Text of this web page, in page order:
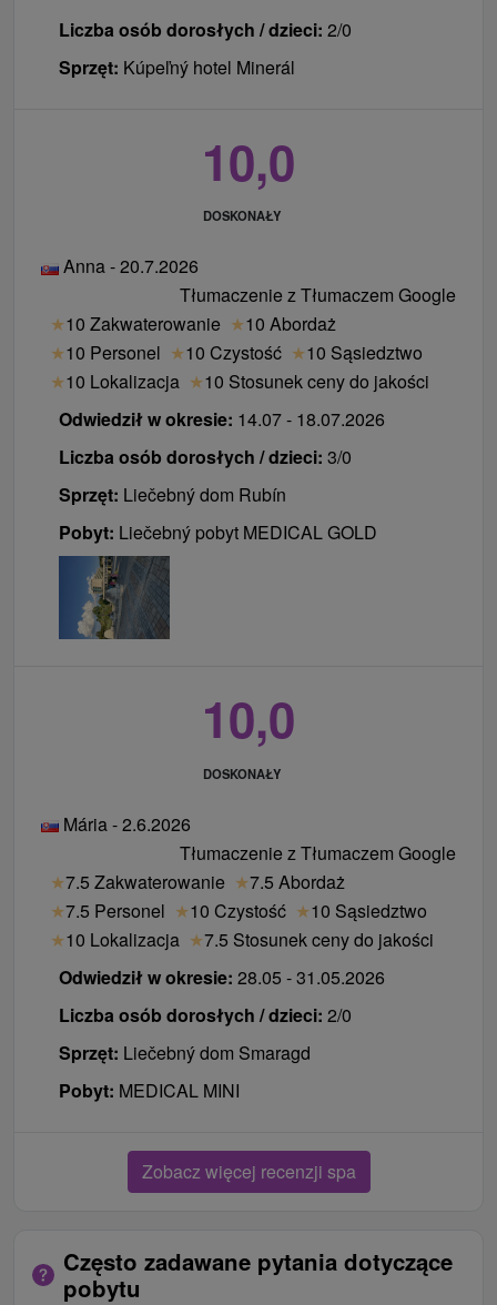
Liczba osób dorosłych / dzieci: 2/0
Sprzęt: Kúpeľný hotel Minerál
10,0
DOSKONAŁY
Anna - 20.7.2026
Tłumaczenie z Tłumaczem Google
★10 Zakwaterowanie ★10 Abordaż
★10 Personel ★10 Czystość ★10 Sąsiedztwo
★10 Lokalizacja ★10 Stosunek ceny do jakości
Odwiedził w okresie: 14.07 - 18.07.2026
Liczba osób dorosłych / dzieci: 3/0
Sprzęt: Liečebný dom Rubín
Pobyt: Liečebný pobyt MEDICAL GOLD
10,0
DOSKONAŁY
Mária - 2.6.2026
Tłumaczenie z Tłumaczem Google
★7.5 Zakwaterowanie ★7.5 Abordaż
★7.5 Personel ★10 Czystość ★10 Sąsiedztwo
★10 Lokalizacja ★7.5 Stosunek ceny do jakości
Odwiedził w okresie: 28.05 - 31.05.2026
Liczba osób dorosłych / dzieci: 2/0
Sprzęt: Liečebný dom Smaragd
Pobyt: MEDICAL MINI
Zobacz więcej recenzji spa
Często zadawane pytania dotyczące
pobytu